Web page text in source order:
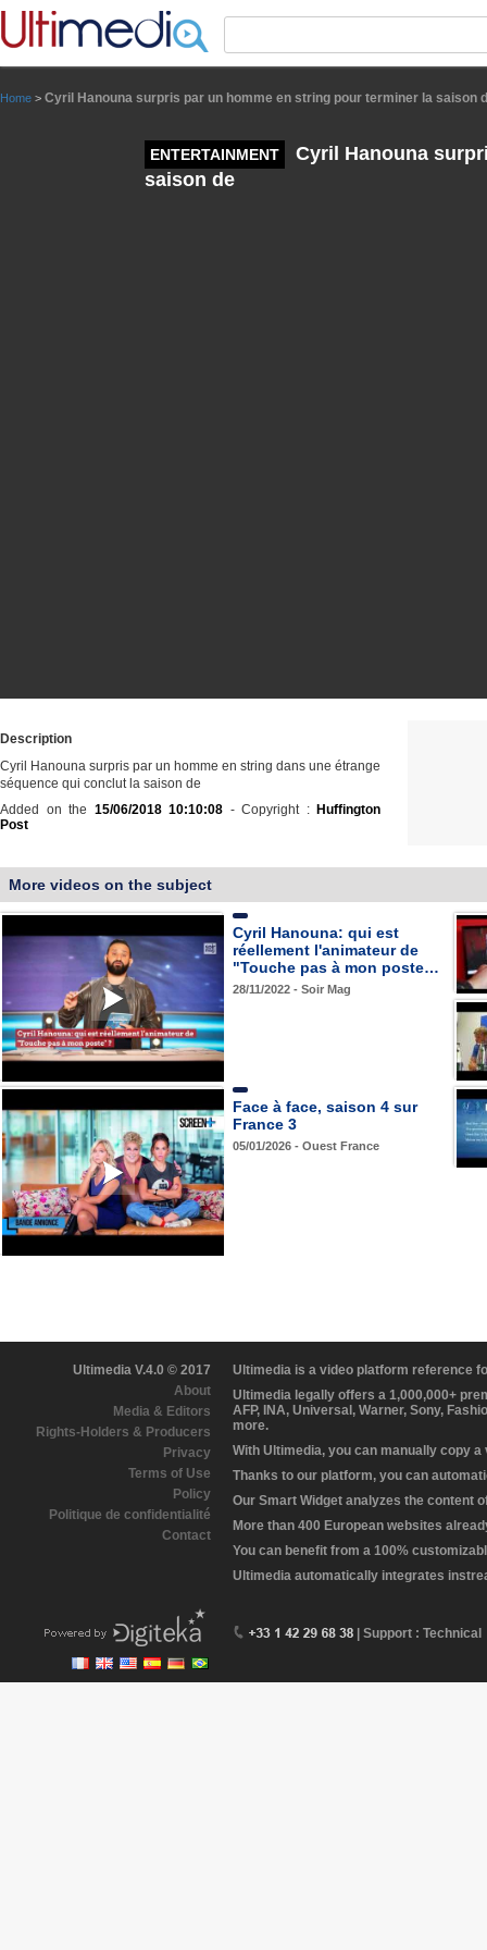
Home > Cyril Hanouna surpris par un homme en string pour terminer la saison
ENTERTAINMENT
Cyril Hanouna
saison de
Description
Cyril Hanouna surpris par un homme en string dans une étrange
séquence qui conclut la saison de
Added on the 15/06/2018 10:10:08 - Copyright : Huffington
Post
More videos on the subject
Cyril Hanouna: qui est
réellement l'animateur de
"Touche pas à mon poste…
28/11/2022 - Soir Mag
Face à face, saison 4 sur
France 3
05/01/2026 - Ouest France
Ultimedia V.4.0 © 2017
About
Media & Editors
Rights-Holders & Producers
Privacy
Terms of Use
Policy
Politique de confidentialité
Contact
Ultimedia is a video platform reference
Ultimedia legally offers a 1,000,000+
AFP, INA, Universal, Warner, Sony,
more.
With Ultimedia, you can manually copy
Thanks to our platform, you can
Our Smart Widget analyzes the content
More than 400 European websites
You can benefit from a 100%
Ultimedia automatically integrates
| Support : Technical
Panneau de gestion des cookies